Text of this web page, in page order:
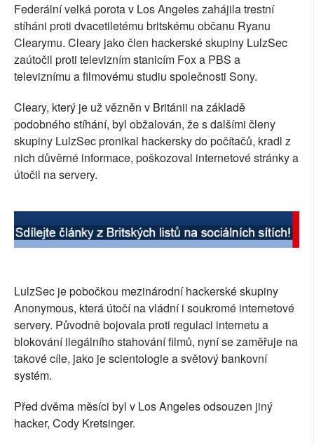
PŘÍSPĚVKY NA PROVOZ
SOCIÁLNÍ SÍTĚ
RUBRIKY
PLNÁ VERZE STRÁNEK
Federální velká porota v Los Angeles zahájila trestní
stíháni proti dvacetiletému britskému občanu Ryanu
Clearymu. Cleary jako člen hackerské skupiny LulzSec
zaútočil proti televizním stanicím Fox a PBS a
televiznímu a filmovému studiu společnosti Sony.
Cleary, který je už vězněn v Británii na základě
podobného stíhání, byl obžalován, že s dalšími členy
skupiny LulzSec pronikal hackersky do počítačů, kradl z
nich důvěrné informace, poškozoval internetové stránky a
útočil na servery.
LulzSec je pobočkou mezinárodní hackerské skupiny
Anonymous, která útočí na vládní i soukromé internetové
servery. Původně bojovala proti regulaci internetu a
blokování ilegálního stahování filmů, nyní se zaměřuje na
takové cíle, jako je scientologie a světový bankovní
systém.
Před dvěma měsíci byl v Los Angeles odsouzen jiný
hacker, Cody Kretsinger.